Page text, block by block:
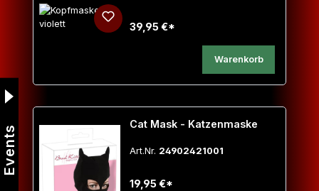
39,95 €*
Warenkorb
Cat Mask - Katzenmaske
Art.Nr. 24902421001
19,95 €*
Events